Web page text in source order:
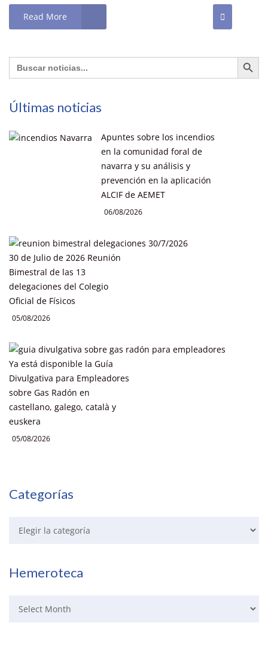
Read More
Buscar: Botón de
Últimas noticias
Apuntes sobre los incendios
en la comunidad foral de
navarra y su análisis y
prevención en la aplicación
ALCIF de AEMET
06/08/2026
30 de Julio de 2026 Reunión
Bimestral de las 13
delegaciones del Colegio
Oficial de Físicos
05/08/2026
Ya está disponible la Guía
Divulgativa para Empleadores
sobre Gas Radón en
castellano, galego, català y
euskera
05/08/2026
Categorías
Hemeroteca